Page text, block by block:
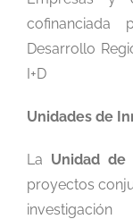
cofinanciada
Desarrollo
I+D
Unidades de
La Unidad de
proyectos